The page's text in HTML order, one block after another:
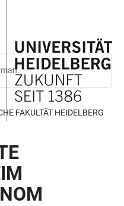
FAKULTÄT HEIDELBERG